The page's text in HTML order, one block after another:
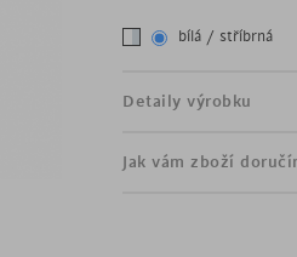
bílá / stříbrná
Detaily výrobku
Jak vám zboží